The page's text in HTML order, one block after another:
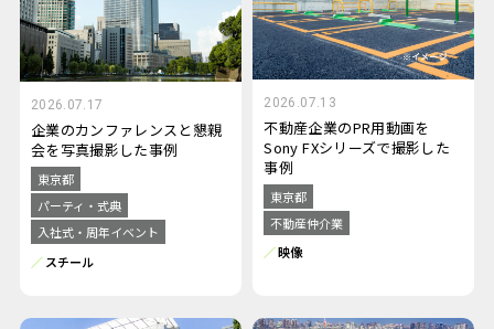
2026.07.17
企業のカンファレンスと懇親
会を写真撮影した事例
東京都
パーティ・式典
入社式・周年イベント
スチール
2026.07.13
不動産企業のPR用動画を
Sony FXシリーズで撮影した
事例
東京都
不動産仲介業
映像